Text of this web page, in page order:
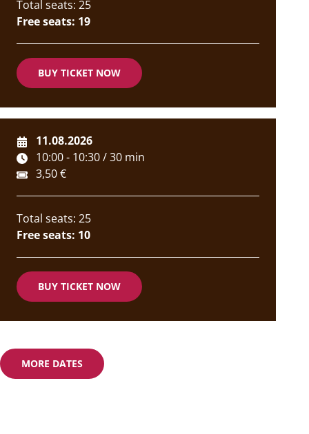
Total seats: 25
Free seats: 19
BUY TICKET NOW
11.08.2026
10:00 - 10:30 / 30 min
3,50 €
Total seats: 25
Free seats: 10
BUY TICKET NOW
MORE DATES